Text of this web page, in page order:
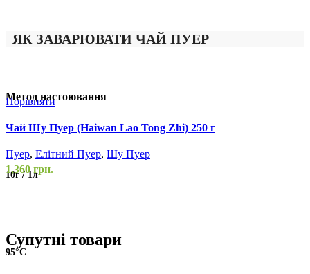
ЯК ЗАВАРЮВАТИ ЧАЙ ПУЕР
Метод настоювання
10г / 1л
95°С
Порівняти
Чай Шу Пуер (Haiwan Lao Tong Zhi) 250 г
Пуер, Елітний Пуер, Шу Пуер
1,360грн.
Супутні товари